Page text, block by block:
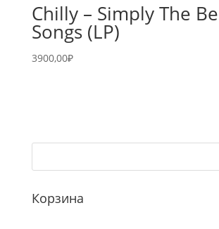
Chilly – Simply The
Songs (LP)
3900,00₽
Корзина